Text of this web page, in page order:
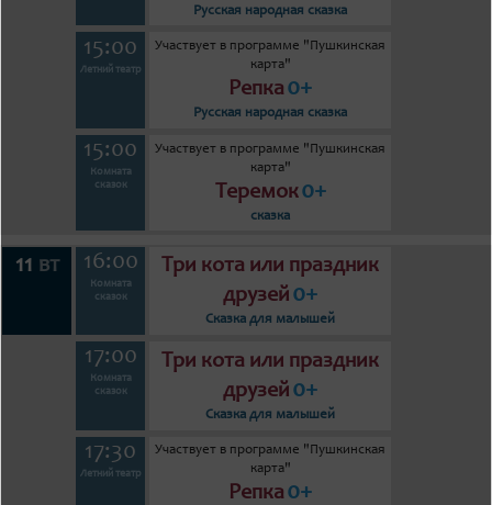
Русская народная сказка
15:00
Летний театр
Участвует в программе "Пушкинская
карта"
Репка0+
Русская народная сказка
15:00
Комната
сказок
Участвует в программе "Пушкинская
карта"
Теремок0+
сказка
11 вт 16:00
Комната
сказок
Три кота или праздник
друзей0+
Сказка для малышей
17:00
Комната
сказок
Три кота или праздник
друзей0+
Сказка для малышей
17:30
Летний театр
Участвует в программе "Пушкинская
карта"
Репка0+